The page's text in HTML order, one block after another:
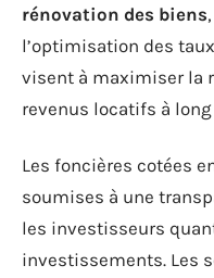
rénovation des biens
l’optimisation des
visent à maximiser la
revenus locatifs à
Les foncières cotées
soumises à une
les investisseurs
investissements. Les